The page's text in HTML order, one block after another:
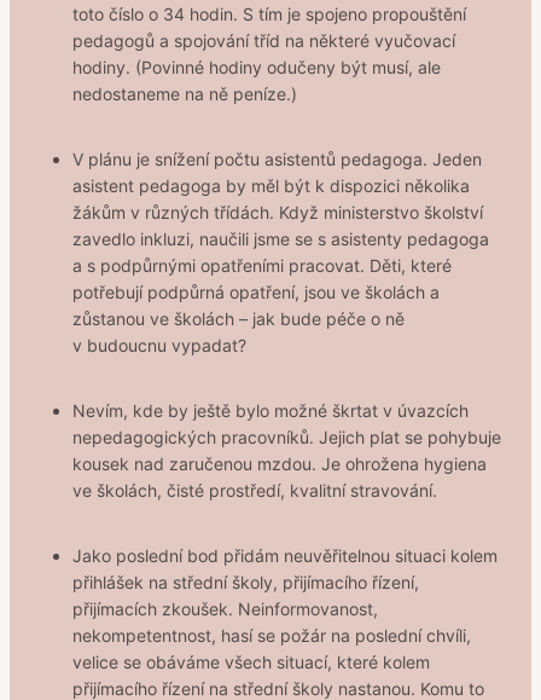
toto číslo o 34 hodin. S tím je spojeno propouštění
pedagogů a spojování tříd na některé vyučovací
hodiny. (Povinné hodiny odučeny být musí, ale
nedostaneme na ně peníze.)
V plánu je snížení počtu asistentů pedagoga. Jeden
asistent pedagoga by měl být k dispozici několika
žákům v různých třídách. Když ministerstvo školství
zavedlo inkluzi, naučili jsme se s asistenty pedagoga
a s podpůrnými opatřeními pracovat. Děti, které
potřebují podpůrná opatření, jsou ve školách a
zůstanou ve školách – jak bude péče o ně
v budoucnu vypadat?
Nevím, kde by ještě bylo možné škrtat v úvazcích
nepedagogických pracovníků. Jejich plat se pohybuje
kousek nad zaručenou mzdou. Je ohrožena hygiena
ve školách, čisté prostředí, kvalitní stravování.
Jako poslední bod přidám neuvěřitelnou situaci kolem
přihlášek na střední školy, přijímacího řízení,
přijímacích zkoušek. Neinformovanost,
nekompetentnost, hasí se požár na poslední chvíli,
velice se obáváme všech situací, které kolem
přijímacího řízení na střední školy nastanou. Komu to